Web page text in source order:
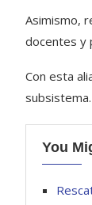
Asimismo,
docentes y
Con esta
subsistema.
You